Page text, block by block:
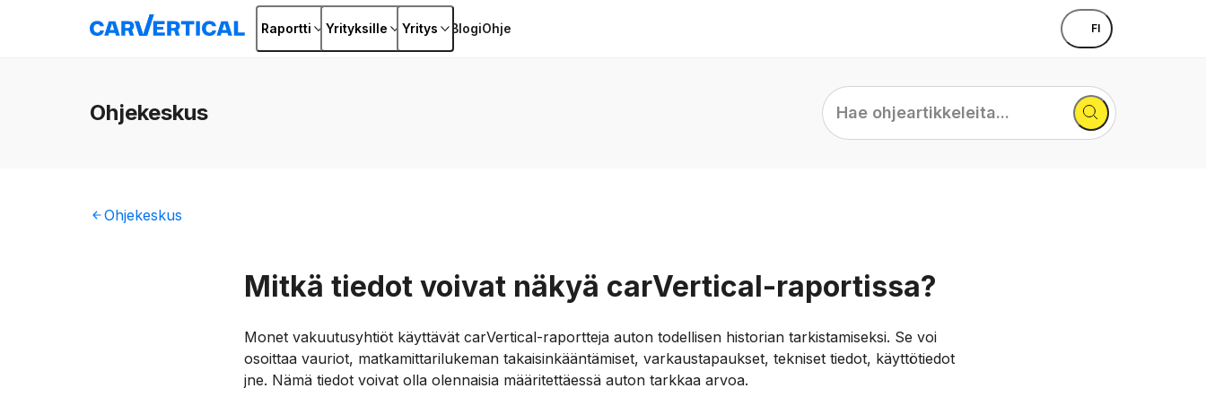
Raportti Yrityksille Yritys BlogiOhje FI
Ohjekeskus
Hae
ohjeartikkeleita...
Ohjekeskus
Mitkä tiedot voivat näkyä carVertical-raportissa?
Monet vakuutusyhtiöt käyttävät carVertical-raportteja auton todellisen historian tarkistamiseksi. Se voi
osoittaa vauriot, matkamittarilukeman takaisinkääntämiset, varkaustapaukset, tekniset tiedot, käyttötiedot
jne. Nämä tiedot voivat olla olennaisia määritettäessä auton tarkkaa arvoa.